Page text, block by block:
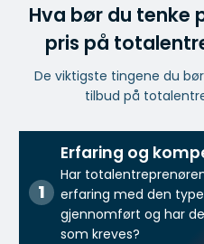
Hva bør du tenke
pris på
De viktigste tingene du
tilbud på
Erfaring og
Har
erfaring med den
gjennomført og har
som kreves?